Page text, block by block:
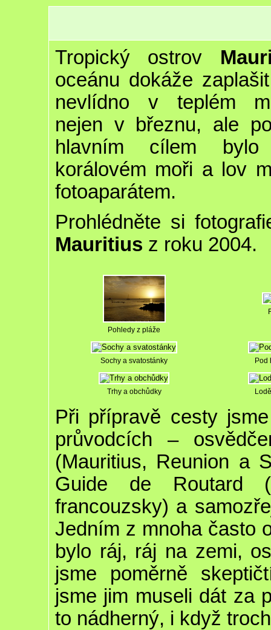
Tropický ostrov
oceánu dokáže
nevlídno v teplém
nejen v březnu, ale
hlavním cílem
korálovém moři a lov
fotoaparátem.
Prohlédněte si
Mauritius z roku 2004.
Pohledy z pláže
Sochy a svatostánky Pod
Trhy a obchůdky
Při přípravě cesty
průvodcích –
(Mauritius, Reunion a
Guide de Routard
francouzsky) a
Jedním z mnoha často
bylo ráj, ráj na zemi,
jsme poměrně
jsme jim museli dát za
to nádherný, i když